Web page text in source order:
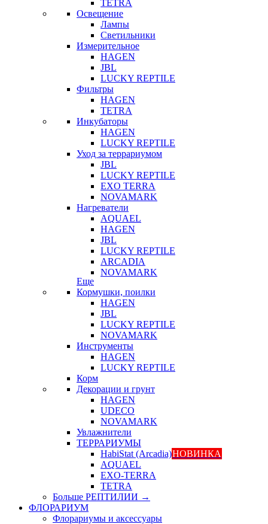
TETRA
Освещение
Лампы
Светильники
Измерительное
HAGEN
JBL
LUCKY REPTILE
Фильтры
HAGEN
TETRA
Инкубаторы
HAGEN
LUCKY REPTILE
Уход за террариумом
JBL
LUCKY REPTILE
EXO TERRA
NOVAMARK
Нагреватели
AQUAEL
HAGEN
JBL
LUCKY REPTILE
ARCADIA
NOVAMARK
Еще
Кормушки, поилки
HAGEN
JBL
LUCKY REPTILE
NOVAMARK
Инструменты
HAGEN
LUCKY REPTILE
Корм
Декорации и грунт
HAGEN
UDECO
NOVAMARK
Увлажнители
ТЕРРАРИУМЫ
HabiStat (Arcadia)НОВИНКА
AQUAEL
EXO-TERRA
TETRA
Больше РЕПТИЛИИ →
ФЛОРАРИУМ
Флорариумы и аксессуары